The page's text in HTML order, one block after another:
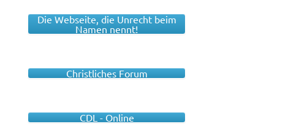
Die Webseite, die Unrecht beim
Namen nennt!
Christliches Forum
CDL - Online